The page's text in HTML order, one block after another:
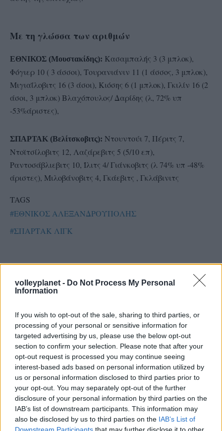
volleyplanet - Do Not Process My Personal
Information
If you wish to opt-out of the sale, sharing to third parties, or
processing of your personal or sensitive information for
targeted advertising by us, please use the below opt-out
section to confirm your selection. Please note that after your
opt-out request is processed you may continue seeing
interest-based ads based on personal information utilized by
us or personal information disclosed to third parties prior to
your opt-out. You may separately opt-out of the further
disclosure of your personal information by third parties on the
IAB’s list of downstream participants. This information may
also be disclosed by us to third parties on the IAB’s List of
Downstream Participants that may further disclose it to other
Με τη γλώσσα των αριθμών
ΕΘΝΙΚΟΣ (Μουστακίδης): Κασαμπαλής 3 (3 μπλοκ),
Φόγιερ 10 ( 3 άσσοι), Τουρανιάνιν 11 (1 άσσος, 3 μπλοκ),
Μιγιαΐλοβιτς 16 (3 άσοι), Κιόσης 6 (1 μπλοκ), Γκιλίν 16 (2
άσοι, 3 μπλοκ) Βλαχόπουλος/ Δαρίδης (λ, 72% υπ
-53%άριστες),
ΣΠΑΡΤΑΚ (Βελίτσκοβιτς): Ντουντούι 7, Πέριτς 7,
Ντοϊτσίλοβιτς 12, Λαζάρεβιτς 5 (5/10 επ),
Ραντοσάβλιεβιτς 10, Ίλιτς 4/ Γιάνκοβιτς (λ 74% υπ -48%
άριστες), Μιλοβάνοβιτς 4, Γκάεβιτς , Γκλάβινιτς
TAGS
#ΕΘΝΙΚΟΣ ΑΛΕΞΑΝΔΡΟΥΠΟΛΗΣ
#ΣΠΑΡΤΑΚ ΛΙΓΚ